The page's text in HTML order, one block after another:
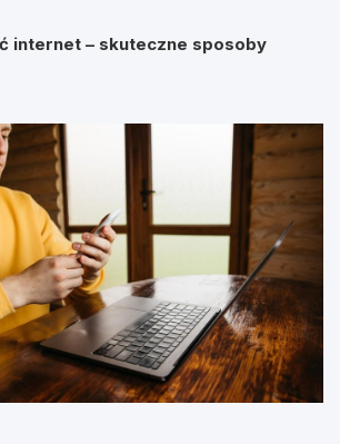
internet – skuteczne sposoby